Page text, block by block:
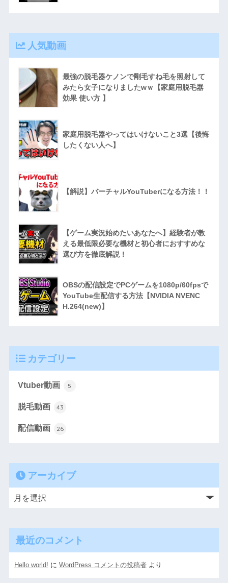
人気動画
最強の脱毛器ケノンで剛毛すね毛を照射して
みたら女子になりましたwｗ【家庭用脱毛器
効果 使い方 】
家庭用脱毛器やってはいけないこと3選【後悔
したくない人へ】
【解説】バーチャルYouTuberになる方法！！
【ゲーム実況始めたいあなたへ】経験者が教
える最低限必要な機材と初心者におすすめな
選び方を徹底解説！
OBSの配信設定でPCゲームを1080p/60fpsで
YouTube生配信する方法【NVIDIA NVENC
H.264(new)】
カテゴリー
Vtuber動画 5
脱毛動画 43
配信動画 26
アーカイブ
最近のコメント
Hello world! に WordPress コメントの投稿者より